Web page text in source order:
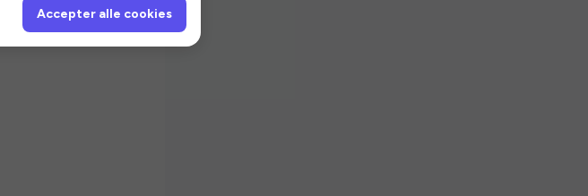
Accepter alle cookies